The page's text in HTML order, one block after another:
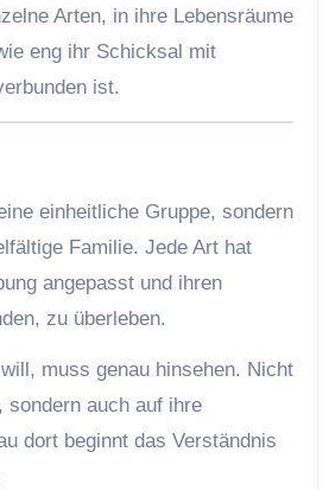
Arten, in ihre Lebensräume
eng ihr Schicksal mit
ist.
einheitliche Gruppe, sondern
Familie. Jede Art hat
angepasst und ihren
zu überleben.
muss genau hinsehen. Nicht
sondern auch auf ihre
dort beginnt das Verständnis